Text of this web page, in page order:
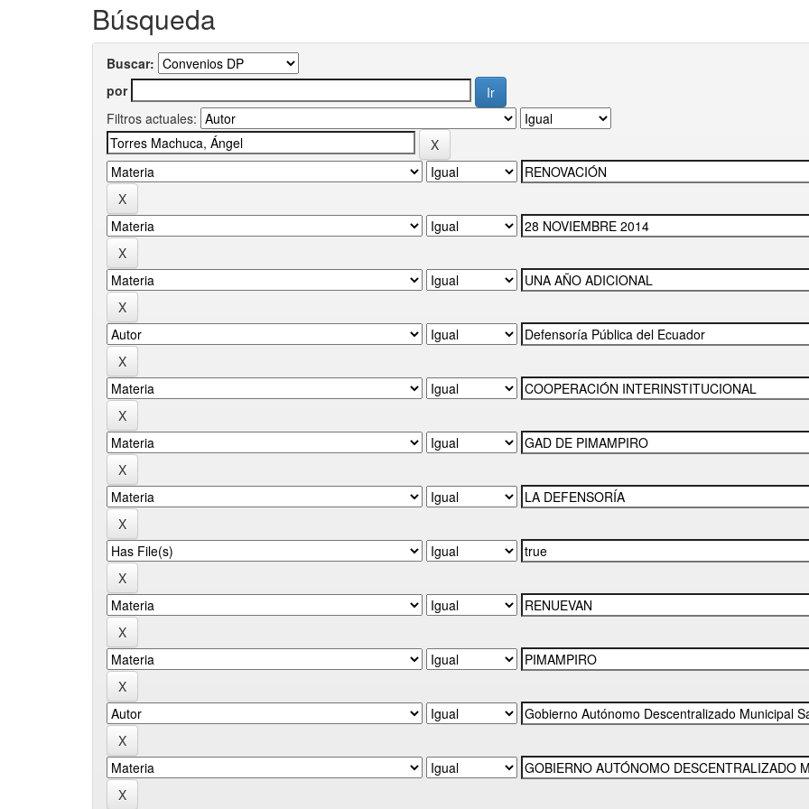
Búsqueda
Buscar:
por
Filtros actuales: